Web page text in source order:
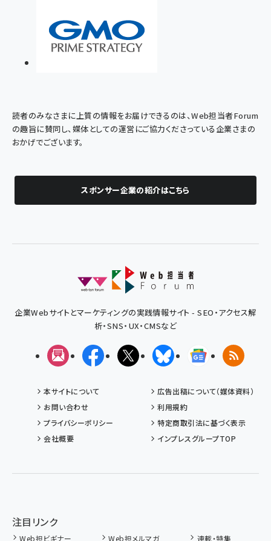
読者のみなさまに上質の情報をお届けできるのは、Web担当者Forum
の趣旨に賛同し、媒体としての運営にご協力くださっている企業さまの
おかげでございます。
スポンサー企業の紹介はこちら
企業Webサイトとマーケティングの実践情報サイト - SEO・アクセス解
析・SNS・UX・CMSなど
メルマガFacebookX(エックス)BlueskyGoogleニュ
RSS
本サイトについて
広告出稿について（媒体資料）
お問い合わせ
利用規約
プライバシーポリシー
特定商取引法に基づく表示
会社概要
インプレスグループTOP
注目リンク
Web担ビギナー Web担メルマガ
連載・特集